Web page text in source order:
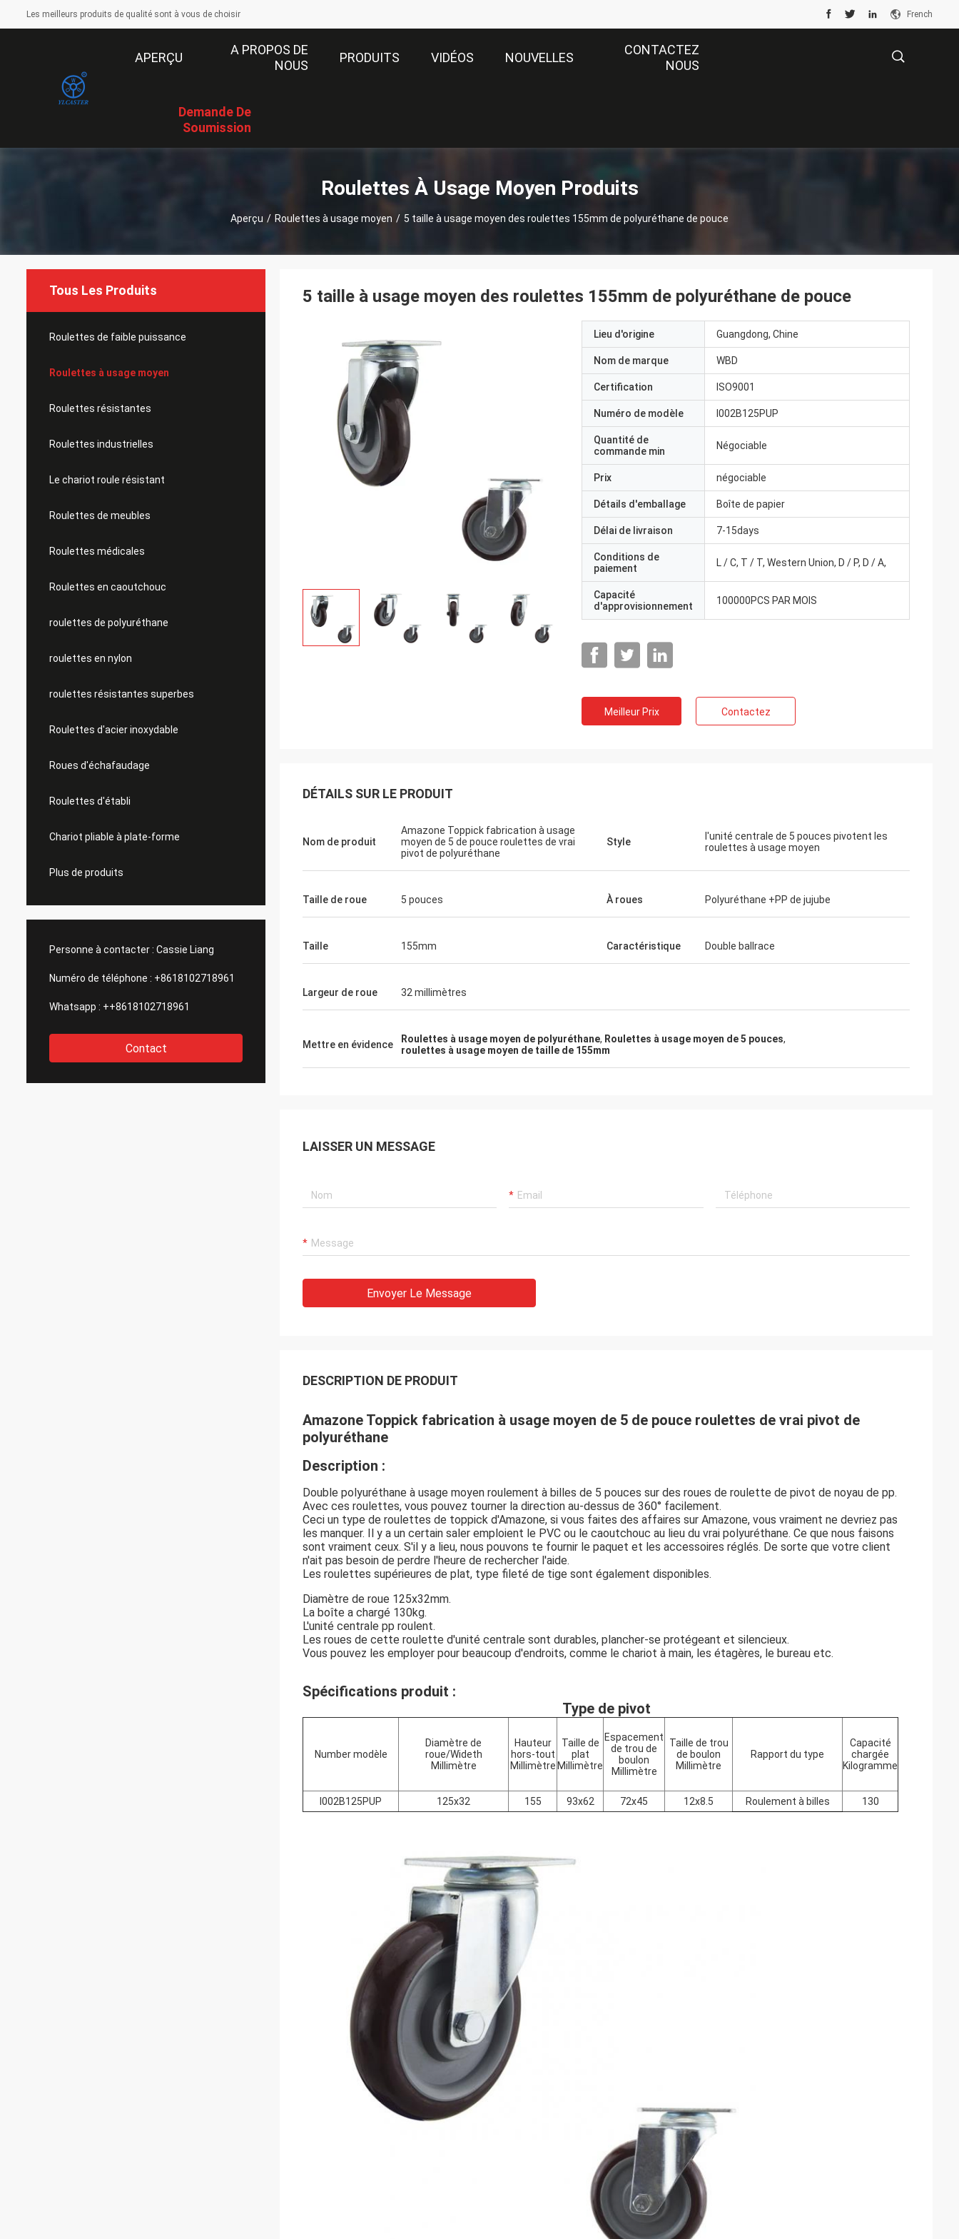
Les meilleurs produits de qualité sont à vous de choisir French
APERÇU
A PROPOS DE
NOUS
PRODUITS VIDÉOS NOUVELLES
CONTACTEZ
NOUS
Demande De
Soumission
Roulettes À Usage Moyen Produits
Aperçu / Roulettes à usage moyen / 5 taille à usage moyen des roulettes 155mm de polyuréthane de pouce
Tous Les Produits
Roulettes de faible puissance
Roulettes à usage moyen
Roulettes résistantes
Roulettes industrielles
Le chariot roule résistant
Roulettes de meubles
Roulettes médicales
Roulettes en caoutchouc
roulettes de polyuréthane
roulettes en nylon
roulettes résistantes superbes
Roulettes d'acier inoxydable
Roues d'échafaudage
Roulettes d'établi
Chariot pliable à plate-forme
Plus de produits
Personne à contacter : Cassie Liang
Numéro de téléphone : +8618102718961
Whatsapp : ++8618102718961
Contact
5 taille à usage moyen des roulettes 155mm de polyuréthane de pouce
Lieu d'origine Guangdong, Chine
Nom de marque WBD
Certification ISO9001
Numéro de modèle I002B125PUP
Quantité de
commande min
Négociable
Prix négociable
Détails d'emballage Boîte de papier
Délai de livraison 7-15days
Conditions de
paiement
L / C, T / T, Western Union, D / P, D / A,
Capacité
d'approvisionnement
100000PCS PAR MOIS
Meilleur Prix Contactez
DÉTAILS SUR LE PRODUIT
Nom de produit
Amazone Toppick fabrication à usage
moyen de 5 de pouce roulettes de vrai
pivot de polyuréthane
Style
l'unité centrale de 5 pouces pivotent les
roulettes à usage moyen
Taille de roue 5 pouces À roues Polyuréthane +PP de jujube
Taille 155mm Caractéristique Double ballrace
Largeur de roue 32 millimètres
Mettre en évidence Roulettes à usage moyen de polyuréthane, Roulettes à usage moyen de 5 pouces,
roulettes à usage moyen de taille de 155mm
LAISSER UN MESSAGE
Envoyer Le Message
DESCRIPTION DE PRODUIT
Amazone Toppick fabrication à usage moyen de 5 de pouce roulettes de vrai pivot de
polyuréthane
Description :
Double polyuréthane à usage moyen roulement à billes de 5 pouces sur des roues de roulette de pivot de noyau de pp.
Avec ces roulettes, vous pouvez tourner la direction au-dessus de 360° facilement.
Ceci un type de roulettes de toppick d'Amazone, si vous faites des affaires sur Amazone, vous vraiment ne devriez pas
les manquer. Il y a un certain saler emploient le PVC ou le caoutchouc au lieu du vrai polyuréthane. Ce que nous faisons
sont vraiment ceux. S'il y a lieu, nous pouvons te fournir le paquet et les accessoires réglés. De sorte que votre client
n'ait pas besoin de perdre l'heure de rechercher l'aide.
Les roulettes supérieures de plat, type fileté de tige sont également disponibles.
Diamètre de roue 125x32mm.
La boîte a chargé 130kg.
L'unité centrale pp roulent.
Les roues de cette roulette d'unité centrale sont durables, plancher-se protégeant et silencieux.
Vous pouvez les employer pour beaucoup d'endroits, comme le chariot à main, les étagères, le bureau etc.
Spécifications produit :
Type de pivot
Number modèle
Diamètre de
roue/Wideth
Millimètre
Hauteur
hors-tout
Millimètre
Taille de
plat
Millimètre
Espacement
de trou de
boulon
Millimètre
Taille de trou
de boulon
Millimètre
Rapport du type
Capacité
chargée
Kilogramme
I002B125PUP 125x32 155 93x62 72x45 12x8.5 Roulement à billes 130